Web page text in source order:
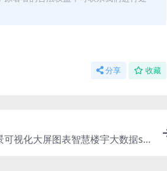
分享 收藏
可视化大屏图表智慧楼宇大数据sk